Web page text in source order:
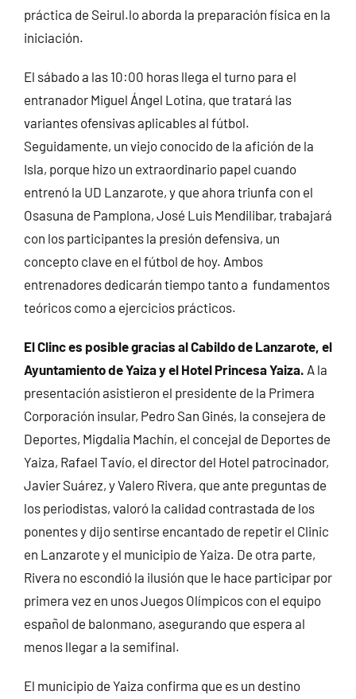
práctica de Seirul.lo aborda la preparación física en la
iniciación.
El sábado a las 10:00 horas llega el turno para el
entranador Miguel Ángel Lotina, que tratará las
variantes ofensivas aplicables al fútbol.
Seguidamente, un viejo conocido de la afición de la
Isla, porque hizo un extraordinario papel cuando
entrenó la UD Lanzarote, y que ahora triunfa con el
Osasuna de Pamplona, José Luis Mendilibar, trabajará
con los participantes la presión defensiva, un
concepto clave en el fútbol de hoy. Ambos
entrenadores dedicarán tiempo tanto a fundamentos
teóricos como a ejercicios prácticos.
El Clinc es posible gracias al Cabildo de Lanzarote, el
Ayuntamiento de Yaiza y el Hotel Princesa Yaiza. A la
presentación asistieron el presidente de la Primera
Corporación insular, Pedro San Ginés, la consejera de
Deportes, Migdalia Machín, el concejal de Deportes de
Yaiza, Rafael Tavío, el director del Hotel patrocinador,
Javier Suárez, y Valero Rivera, que ante preguntas de
los periodistas, valoró la calidad contrastada de los
ponentes y dijo sentirse encantado de repetir el Clinic
en Lanzarote y el municipio de Yaiza. De otra parte,
Rivera no escondió la ilusión que le hace participar por
primera vez en unos Juegos Olímpicos con el equipo
español de balonmano, asegurando que espera al
menos llegar a la semifinal.
El municipio de Yaiza confirma que es un destino